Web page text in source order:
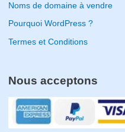
Noms de domaine à vendre
Pourquoi WordPress ?
Termes et Conditions
Nous acceptons